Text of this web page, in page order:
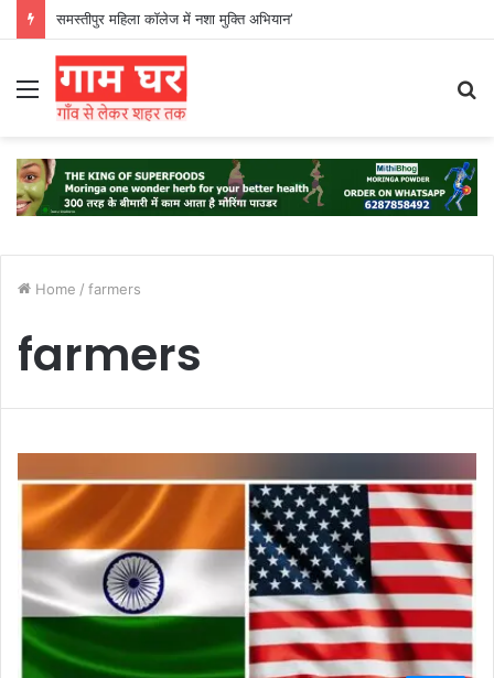
समस्तीपुर महिला कॉलेज में नशा मुक्ति अभियान’
Menu
Home / farmers
farmers